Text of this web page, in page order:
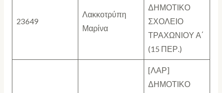
23649
Λακκοτρύπη
Μαρίνα
ΔΗΜΟΤΙΚΟ
ΣΧΟΛΕΙΟ
ΤΡΑΧΩΝΙΟΥ Α΄
(15 ΠΕΡ.)
[ΛΑΡ]
ΔΗΜΟΤΙΚΟ